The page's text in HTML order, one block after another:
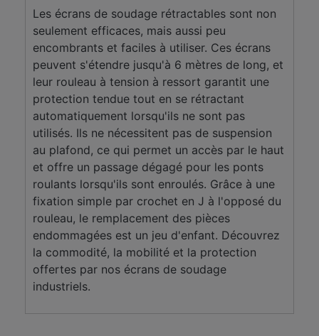
Les écrans de soudage rétractables sont non
seulement efficaces, mais aussi peu
encombrants et faciles à utiliser. Ces écrans
peuvent s'étendre jusqu'à 6 mètres de long, et
leur rouleau à tension à ressort garantit une
protection tendue tout en se rétractant
automatiquement lorsqu'ils ne sont pas
utilisés. Ils ne nécessitent pas de suspension
au plafond, ce qui permet un accès par le haut
et offre un passage dégagé pour les ponts
roulants lorsqu'ils sont enroulés. Grâce à une
fixation simple par crochet en J à l'opposé du
rouleau, le remplacement des pièces
endommagées est un jeu d'enfant. Découvrez
la commodité, la mobilité et la protection
offertes par nos écrans de soudage
industriels.